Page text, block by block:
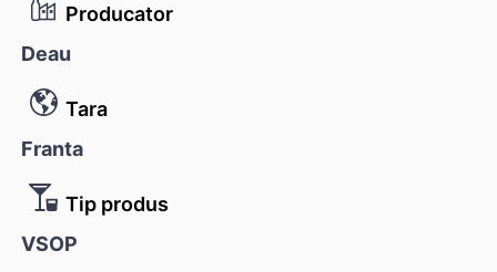
Producator
Deau
Tara
Franta
Tip produs
VSOP